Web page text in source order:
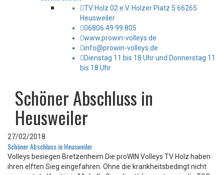
TV Holz 02 e.V. Holzer Platz 5 66265
Heusweiler
06806 49 99 805
www.prowin-volleys.de
info@prowin-volleys.de
Dienstag 11 bis 18 Uhr und Donnerstag 11
bis 18 Uhr
Schöner Abschluss in
Heusweiler
27/02/2018
Schöner Abschluss in Heusweiler
Volleys besiegen Bretzenheim Die proWIN Volleys TV Holz haben
ihren elften Sieg eingefahren. Ohne die krankheitsbedingt nicht